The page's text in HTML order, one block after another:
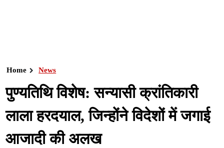
Home News
पुण्यतिथि विशेष: सन्यासी क्रांतिकारी
लाला हरदयाल, जिन्होंने विदेशों में जगाई
आजादी की अलख